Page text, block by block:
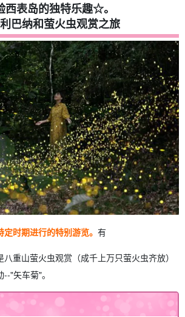
西表岛的独特乐趣☆。
巴纳和萤火虫观赏之旅
时期进行的特别游览。 有
重山萤火虫观赏（成千上万只萤火虫齐放）
"矢车菊"。